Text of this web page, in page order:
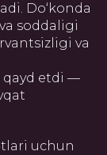
Do‘konda
soddaligi
va
etdi —
uchun